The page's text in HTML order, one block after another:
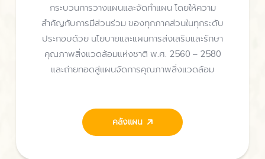
กระบวนการวางแผนและจัดทำแผน โดยให้ความ
สำคัญกับการมีส่วนร่วม ของทุกภาคส่วนในทุกระดับ
ประกอบด้วย นโยบายและแผนการส่งเสริมและรักษา
คุณภาพสิ่งแวดล้อมแห่งชาติ พ.ศ. 2560 – 2580
และถ่ายทอดสู่แผนจัดการคุณภาพสิ่งแวดล้อม
คลังแผน